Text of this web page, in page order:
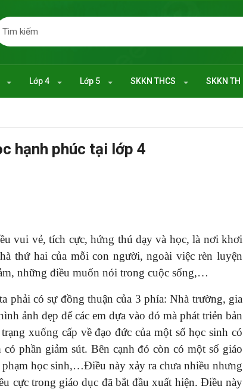
Lớp 4 Lớp 5 SKKN THCS SKKN TH
hạnh phúc tại lớp 4
vui vẻ, tích cực, hứng thú dạy và học, là nơi khơi
thứ hai của mỗi con người, ngoài việc rèn luyện
những điều muốn nói trong cuộc sống,…
phải có sự đồng thuận của 3 phía: Nhà trường, gia
ảnh đẹp để các em dựa vào đó mà phát triẻn bản
xuống cấp về đạo đức của một số học sinh có
phần giảm sút. Bên cạnh đó còn có một số giáo
học sinh,…Điều này xảy ra chưa nhiều nhưng
cực trong giáo dục đã bắt đầu xuất hiện. Điều này